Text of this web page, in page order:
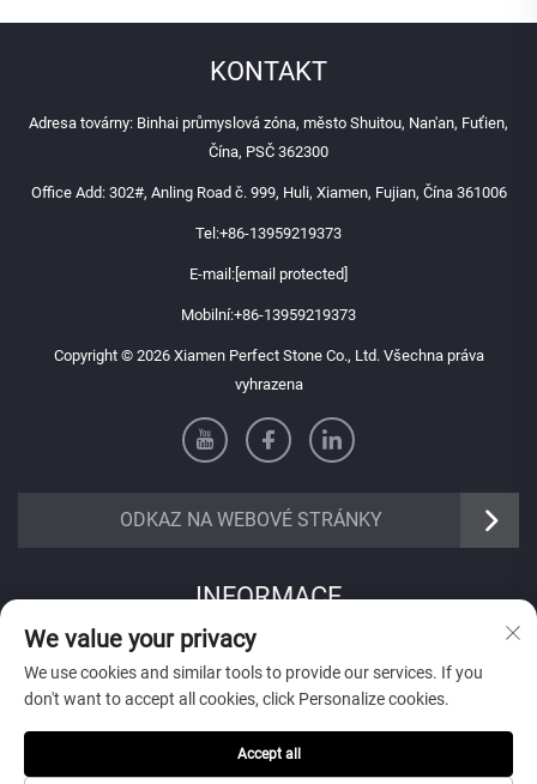
KONTAKT
Adresa továrny: Binhai průmyslová zóna, město Shuitou, Nan'an, Fuťien,
Čína, PSČ 362300
Office Add: 302#, Anling Road č. 999, Huli, Xiamen, Fujian, Čína 361006
Tel:+86-13959219373
E-mail: [email protected]
Mobilní:+86-13959219373
Copyright © 2026 Xiamen Perfect Stone Co., Ltd. Všechna práva
vyhrazena
ODKAZ NA WEBOVÉ STRÁNKY
INFORMACE
Přihlaste se k odběru našeho týdenního newsletteru
We value your privacy
We use cookies and similar tools to provide our services. If you
don't want to accept all cookies, click Personalize cookies.
Accept all